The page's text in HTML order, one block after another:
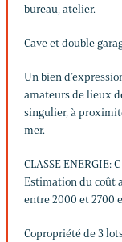
bureau, atelier.
Cave et double
Un bien
amateurs de lieux
singulier, à
mer.
CLASSE ENERGIE:
Estimation du coût
entre 2000 et 2700
Copropriété de 3